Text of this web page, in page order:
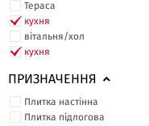
Тераса
кухня
вітальня/хол
кухня
ПРИЗНАЧЕННЯ
Плитка настінна
Плитка підлогова